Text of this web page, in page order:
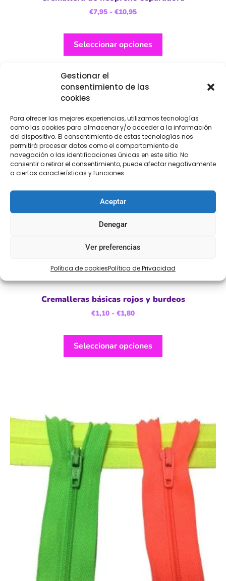
Gestionar el
consentimiento de las
cookies
Para ofrecer las mejores experiencias, utilizamos tecnologías
como las cookies para almacenar y/o acceder a la información
del dispositivo. El consentimiento de estas tecnologías nos
permitirá procesar datos como el comportamiento de
navegación o las identificaciones únicas en este sitio. No
consentir o retirar el consentimiento, puede afectar negativamente
a ciertas características y funciones.
Aceptar
Denegar
Ver preferencias
Política de cookiesPolítica de Privacidad
€7,95 - €10,95
Seleccionar opciones
Cremalleras básicas rojos y burdeos
€1,10 - €1,80
Seleccionar opciones